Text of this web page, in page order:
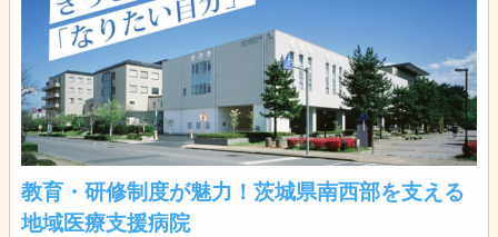
教育・研修制度が魅力！茨城県南西部を支える
地域医療支援病院